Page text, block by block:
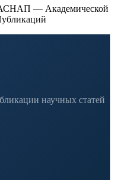
АСНАП — Академической
научных статей